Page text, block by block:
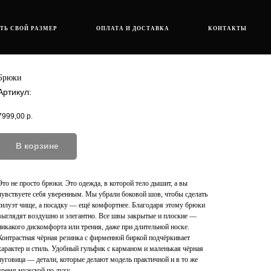
СВОЙ РАЗМЕР ОПЛАТА И ДОСТАВКА КОНТАКТЫ
р.
В корзинe
не просто брюки. Это одежда, в которой тело дышит, а вы
себя уверенным. Мы убрали боковой шов, чтобы сделать
чище, а посадку — ещё комфортнее. Благодаря этому брюки
воздушно и элегантно. Все швы закрытые и плоские —
дискомфорта или трения, даже при длительной носке.
чёрная резинка с фирменной биркой подчёркивает
и стиль. Удобный гульфик с карманом и маленькая чёрная
— детали, которые делают модель практичной и в то же